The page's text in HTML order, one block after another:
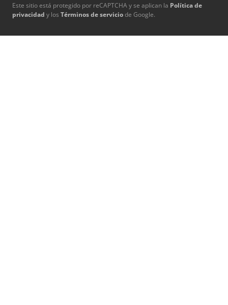
Este sitio está protegido por reCAPTCHA y se aplican la Política de
privacidad y los Términos de serviciode Google.